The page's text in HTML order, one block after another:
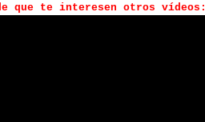
que te interesen otros vídeos: